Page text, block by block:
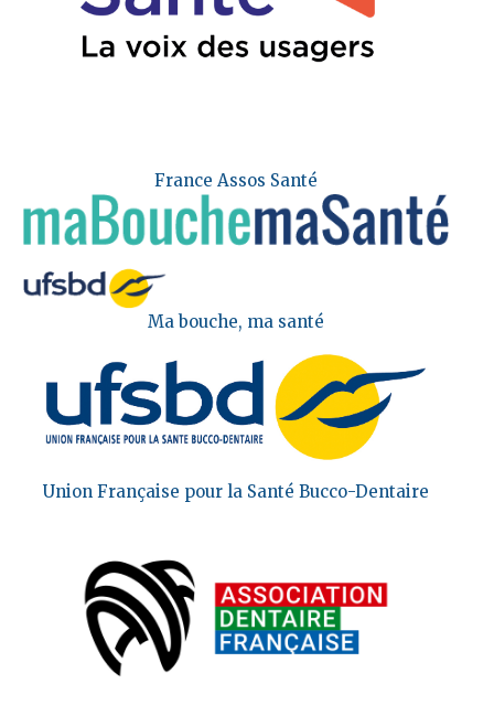
France Assos Santé
Ma bouche, ma santé
Union Française pour la Santé Bucco-Dentaire